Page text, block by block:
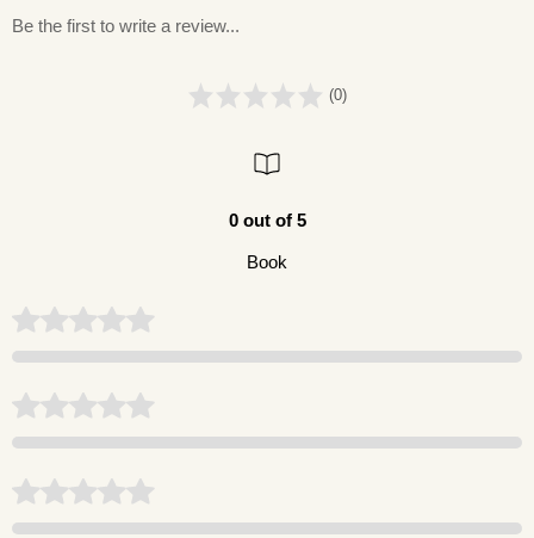
Be the first to write a review...
(0)
0 out of 5
Book